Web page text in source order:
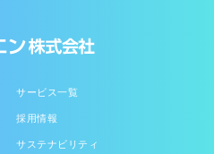
サービス一覧
採用情報
サステナビリティ